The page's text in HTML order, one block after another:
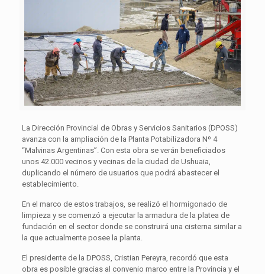
La Dirección Provincial de Obras y Servicios Sanitarios (DPOSS)
avanza con la ampliación de la Planta Potabilizadora Nº 4
“Malvinas Argentinas”. Con esta obra se verán beneficiados
unos 42.000 vecinos y vecinas de la ciudad de Ushuaia,
duplicando el número de usuarios que podrá abastecer el
establecimiento.
En el marco de estos trabajos, se realizó el hormigonado de
limpieza y se comenzó a ejecutar la armadura de la platea de
fundación en el sector donde se construirá una cisterna similar a
la que actualmente posee la planta.
El presidente de la DPOSS, Cristian Pereyra, recordó que esta
obra es posible gracias al convenio marco entre la Provincia y el